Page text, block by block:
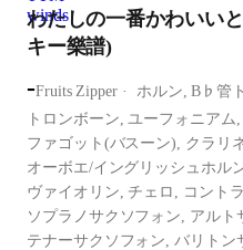
添付ファイル(5個)
わたしの一番かわいい
キー樂譜)
-Fruits Zipper ホルン,B♭管
トロンボーン,ユーフォニアム,
ファゴット(バスーン), クラリ
オーボエ/イングリッシュホル
ヴァイオリン, チェロ, コント
ソプラノサクソフォン, アルト
テナーサクソフォン,バリトン